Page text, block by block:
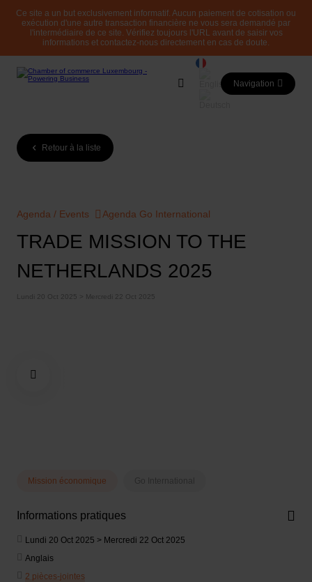
Ce site a un but exclusivement informatif. Aucun paiement de cotisation ou
exécution d'une autre transaction financière ne vous sera demandé par
l'intermédiaire de ce site. Vérifiez toujours l'URL avant de saisir vos
informations et contactez-nous directement en cas de doute.
Navigation
Retour à la liste
Agenda / Events Agenda Go International
TRADE MISSION TO THE
NETHERLANDS 2025
Lundi 20 Oct 2025 > Mercredi 22 Oct 2025
Mission économique Go International
Informations pratiques
Lundi 20 Oct 2025 > Mercredi 22 Oct 2025
Anglais
2 pièces-jointes